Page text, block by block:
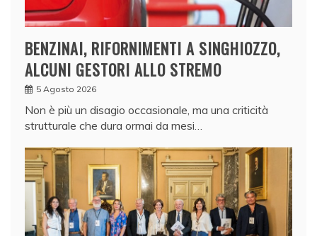
BENZINAI, RIFORNIMENTI A SINGHIOZZO,
ALCUNI GESTORI ALLO STREMO
5 Agosto 2026
Non è più un disagio occasionale, ma una criticità
strutturale che dura ormai da mesi…